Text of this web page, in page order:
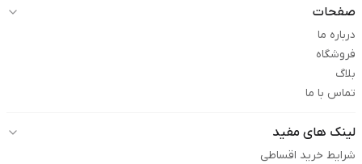
صفحات
درباره ما
فروشگاه
بلاگ
تماس با ما
لینک های مفید
شرایط خرید اقساطی